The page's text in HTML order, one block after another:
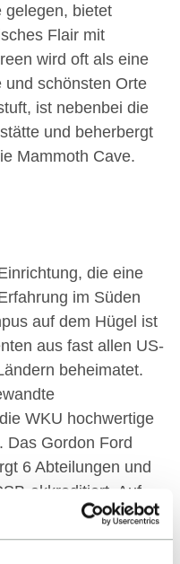
gelegen, bietet
Flair mit
wird oft als eine
und schönsten Orte
ist nebenbei die
und beherbergt
Mammoth Cave.
die eine
im Süden
auf dem Hügel ist
aus fast allen US-
beheimatet.
WKU hochwertige
Das Gordon Ford
6 Abteilungen und
akkreditiert. Auf
praxisnahes
und